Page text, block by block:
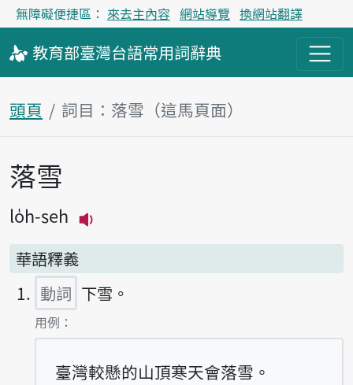
無障礙便捷區： 來去主內容 網站導覽 換網站翻譯
教育部臺灣台語常用詞辭典
頭頁 詞目：落雪（這馬頁面）
主內容區
落雪
lo̍h-seh
華語釋義
動詞 下雪。
第1項釋義的
用例：
臺灣較懸的山頂寒天會落雪。